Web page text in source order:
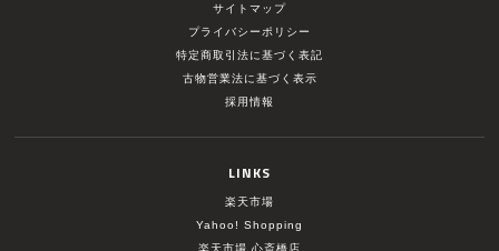
サイトマップ
プライバシーポリシー
特定商取引法に基づく表記
古物営業法に基づく表示
採用情報
LINKS
楽天市場
Yahoo! Shopping
楽天市場 心斎橋店